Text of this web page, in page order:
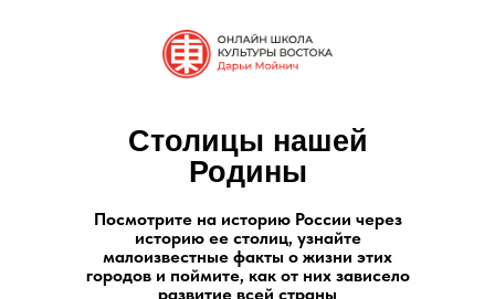
Посмотрите на историю России через
историю ее столиц, узнайте
малоизвестные факты о жизни этих
городов и поймите, как от них зависело
развитие всей страны
Столицы нашей
Родины